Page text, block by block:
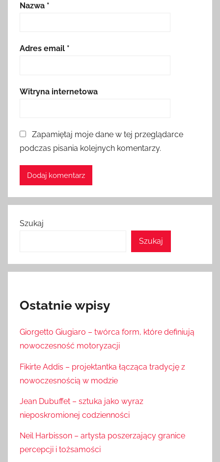
Nazwa *
Adres email *
Witryna internetowa
Zapamiętaj moje dane w tej przeglądarce
podczas pisania kolejnych komentarzy.
Szukaj
Szukaj
Ostatnie wpisy
Giorgetto Giugiaro – twórca form, które definiują
nowoczesność motoryzacji
Fikirte Addis – projektantka łącząca tradycję z
nowoczesnością w modzie
Jean Dubuffet – sztuka jako wyraz
nieposkromionej codzienności
Neil Harbisson – artysta poszerzający granice
percepcji i tożsamości